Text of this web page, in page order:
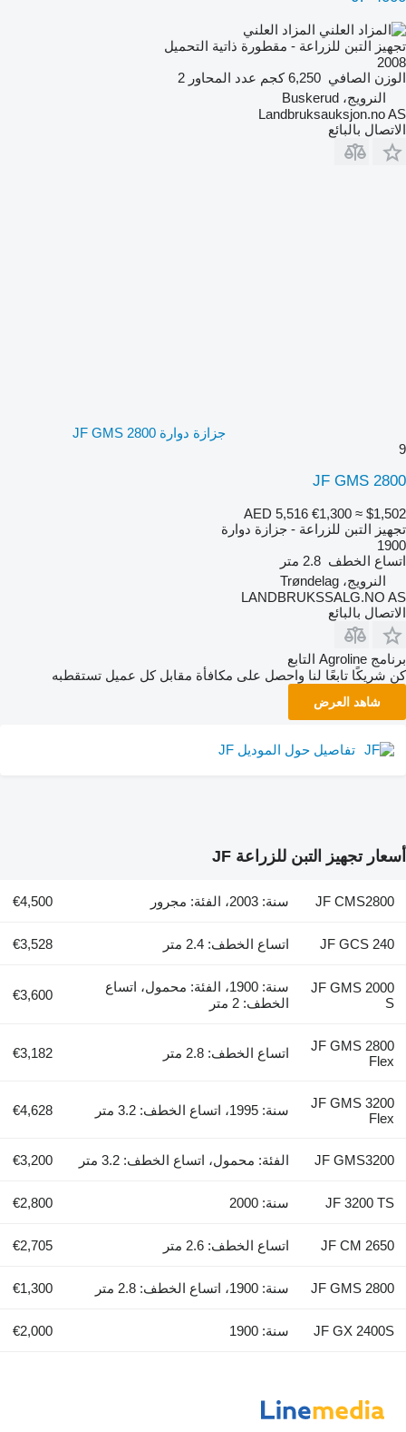
المزاد العلني
تجهيز التبن للزراعة - مقطورة ذاتية التحميل
2008
الوزن الصافي 6,250 كجم عدد المحاور 2
النرويج، Buskerud
Landbruksauksjon.no AS
الاتصال بالبائع
جزازة دوارة JF GMS 2800
9
JF GMS 2800
AED 5,516 €1,300 ≈ $1,502
تجهيز التبن للزراعة - جزازة دوارة
1900
اتساع الخطف 2.8 متر
النرويج، Trøndelag
LANDBRUKSSALG.NO AS
الاتصال بالبائع
برنامج Agroline التابع
كن شريكًا تابعًا لنا واحصل على مكافأة مقابل كل عميل تستقطبه
شاهد العرض
تفاصيل حول الموديل JF
أسعار تجهيز التبن للزراعة JF
JF CMS2800 سنة: 2003، الفئة: مجرور €4,500
JF GCS 240 اتساع الخطف: 2.4 متر €3,528
JF GMS 2000
S
سنة: 1900، الفئة: محمول، اتساع
الخطف: 2 متر
€3,600
JF GMS 2800
Flex
اتساع الخطف: 2.8 متر €3,182
JF GMS 3200
Flex
سنة: 1995، اتساع الخطف: 3.2 متر €4,628
JF GMS3200 الفئة: محمول، اتساع الخطف: 3.2 متر €3,200
JF 3200 TS سنة: 2000 €2,800
JF CM 2650 اتساع الخطف: 2.6 متر €2,705
JF GMS 2800 سنة: 1900، اتساع الخطف: 2.8 متر €1,300
JF GX 2400S سنة: 1900 €2,000